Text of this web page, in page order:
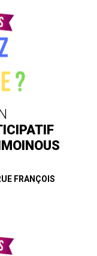
FRANÇOIS